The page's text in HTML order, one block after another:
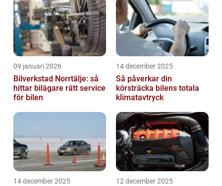
09 januari 2026
Bilverkstad Norrtälje: så
hittar bilägare rätt service
för bilen
14 december 2025
Så påverkar din
körsträcka bilens totala
klimatavtryck
14 december 2025 12 december 2025